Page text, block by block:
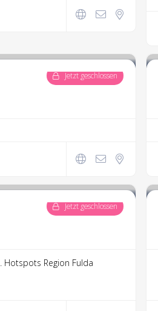
Jetzt geschlossen
Jetzt geschlossen
Hotspots Region Fulda